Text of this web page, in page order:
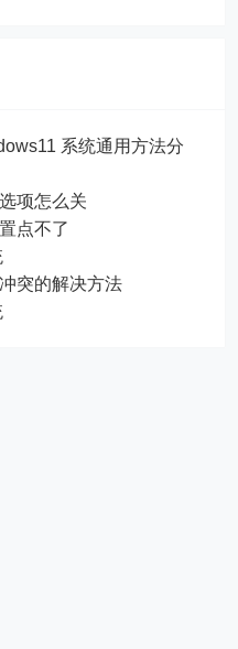
系统通用方法分
项怎么关
点不了
突的解决方法